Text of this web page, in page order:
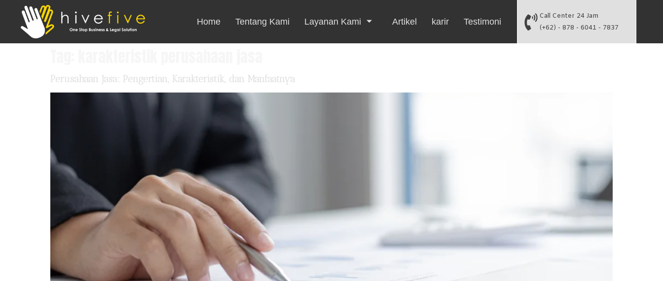
Home Tentang Kami Layanan Kami Artikel karir Testimoni
Call Center 24 Jam
(+62) - 878 - 6041 - 7837
Perusahaan Jasa: Pengertian, Karakteristik, dan Manfaatnya